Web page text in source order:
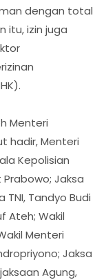
dengan total
itu, izin juga
Menteri
hadir, Menteri
Kepolisian
Prabowo; Jaksa
TNI, Tandyo Budi
Ateh; Wakil
Menteri
Jaksa
Agung,